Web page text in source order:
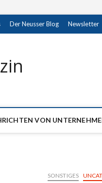
Der Neusser Blog Newsletter
VON
SONSTIGES